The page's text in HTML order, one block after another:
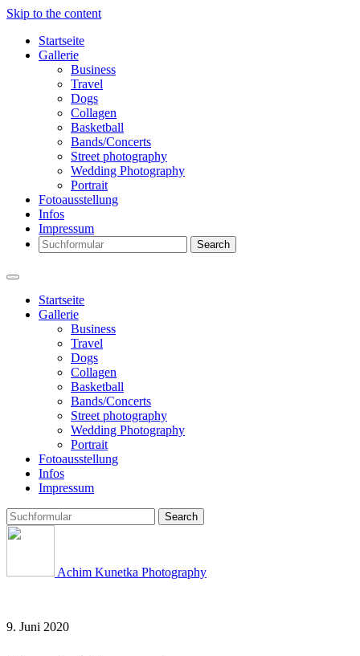
Skip to the content
Startseite
Gallerie
Business
Travel
Dogs
Collagen
Basketball
Bands/Concerts
Street photography
Wedding Photography
Portrait
Fotoausstellung
Infos
Impressum
Search
Startseite
Gallerie
Business
Travel
Dogs
Collagen
Basketball
Bands/Concerts
Street photography
Wedding Photography
Portrait
Fotoausstellung
Infos
Impressum
Search
Achim Kunetka Photography
9. Juni 2020